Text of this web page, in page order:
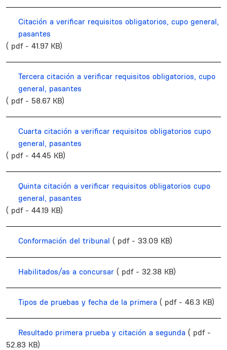
Citación a verificar requisitos obligatorios, cupo general,
pasantes
( pdf - 41.97 KB)
Tercera citación a verificar requisitos obligatorios, cupo
general, pasantes
( pdf - 58.67 KB)
Cuarta citación a verificar requisitos obligatorios cupo
general, pasantes
( pdf - 44.45 KB)
Quinta citación a verificar requisitos obligatorios cupo
general, pasantes
( pdf - 44.19 KB)
Conformación del tribunal ( pdf - 33.09 KB)
Habilitados/as a concursar ( pdf - 32.38 KB)
Tipos de pruebas y fecha de la primera ( pdf - 46.3 KB)
Resultado primera prueba y citación a segunda ( pdf -
52.83 KB)